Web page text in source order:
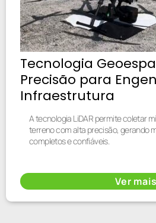
Tecnologia
Precisão para
Infraestrutura
A tecnologia LiDAR permite coletar
terreno com alta precisão, gerando
completos e confiáveis.
Ver mais